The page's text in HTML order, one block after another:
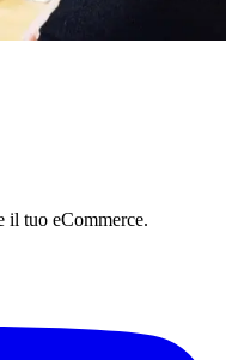
il tuo eCommerce.